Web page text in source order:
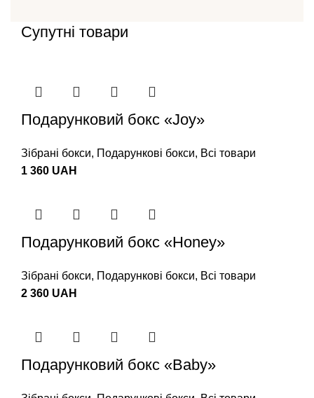
Супутні товари
Подарунковий бокс «Joy»
Зібрані бокси, Подарункові бокси, Всі товари
1 360 UAH
Подарунковий бокс «Honey»
Зібрані бокси, Подарункові бокси, Всі товари
2 360 UAH
Подарунковий бокс «Baby»